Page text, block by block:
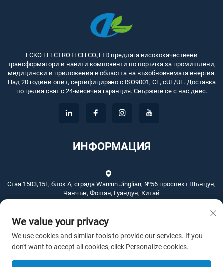
ECKO ELECTROTECH CO.,LTD предлага висококачествени
трансформатори и навити компоненти по поръчка за промишлени,
медицински и приложения в областта на възобновяемата енергия.
Над 20 години опит, сертифицирано с ISO9001, CE, cUL/UL. Доставка
по целия свят с 24-месечна гаранция. Свържете се с нас днес.
ИНФОРМАЦИЯ
Стая 1503,15F, блок А, сграда Wanrun Jinglian, №56 проспект Шънцун,
Чанчън, Фошан, Гуандун, Китай
+86-757-83789311
[email protected]
We value your privacy
We use cookies and similar tools to provide our services. If you
don't want to accept all cookies, click Personalize cookies.